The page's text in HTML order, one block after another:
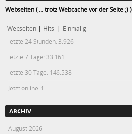
Webseiten ( ... trotz Webcache vor der Seite ;) )
Webseiten | Hits | Einmalig
letzte 24 Stunden: 3.926
letzte 7 Tage: 33.161
letzte 30 Tage: 146.538
Jetzt online: 1
ARCHIV
August 2026